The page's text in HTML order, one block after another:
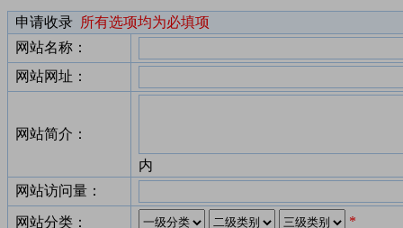
申请收录 所有选项均为必填项
网站名称：
网站网址：
网站简介：
内
网站访问量：
网站分类： *